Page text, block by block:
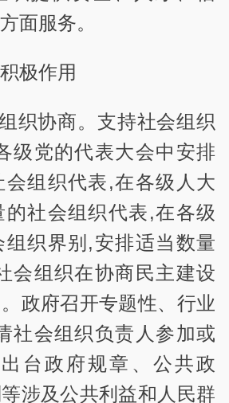
面服务。
极作用
织协商。支持社会组织
级党的代表大会中安排
会组织代表,在各级人大
的社会组织代表,在各级
组织界别,安排适当数量
会组织在协商民主建设
政府召开专题性、行业
社会组织负责人参加或
台政府规章、公共政
涉及公共利益和人民群